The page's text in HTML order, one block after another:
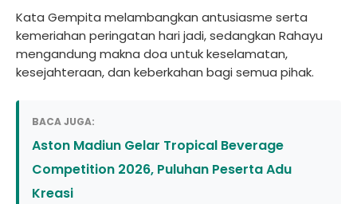
Kata Gempita melambangkan antusiasme serta
kemeriahan peringatan hari jadi, sedangkan Rahayu
mengandung makna doa untuk keselamatan,
kesejahteraan, dan keberkahan bagi semua pihak.
BACA JUGA:
Aston Madiun Gelar Tropical Beverage
Competition 2026, Puluhan Peserta Adu
Kreasi